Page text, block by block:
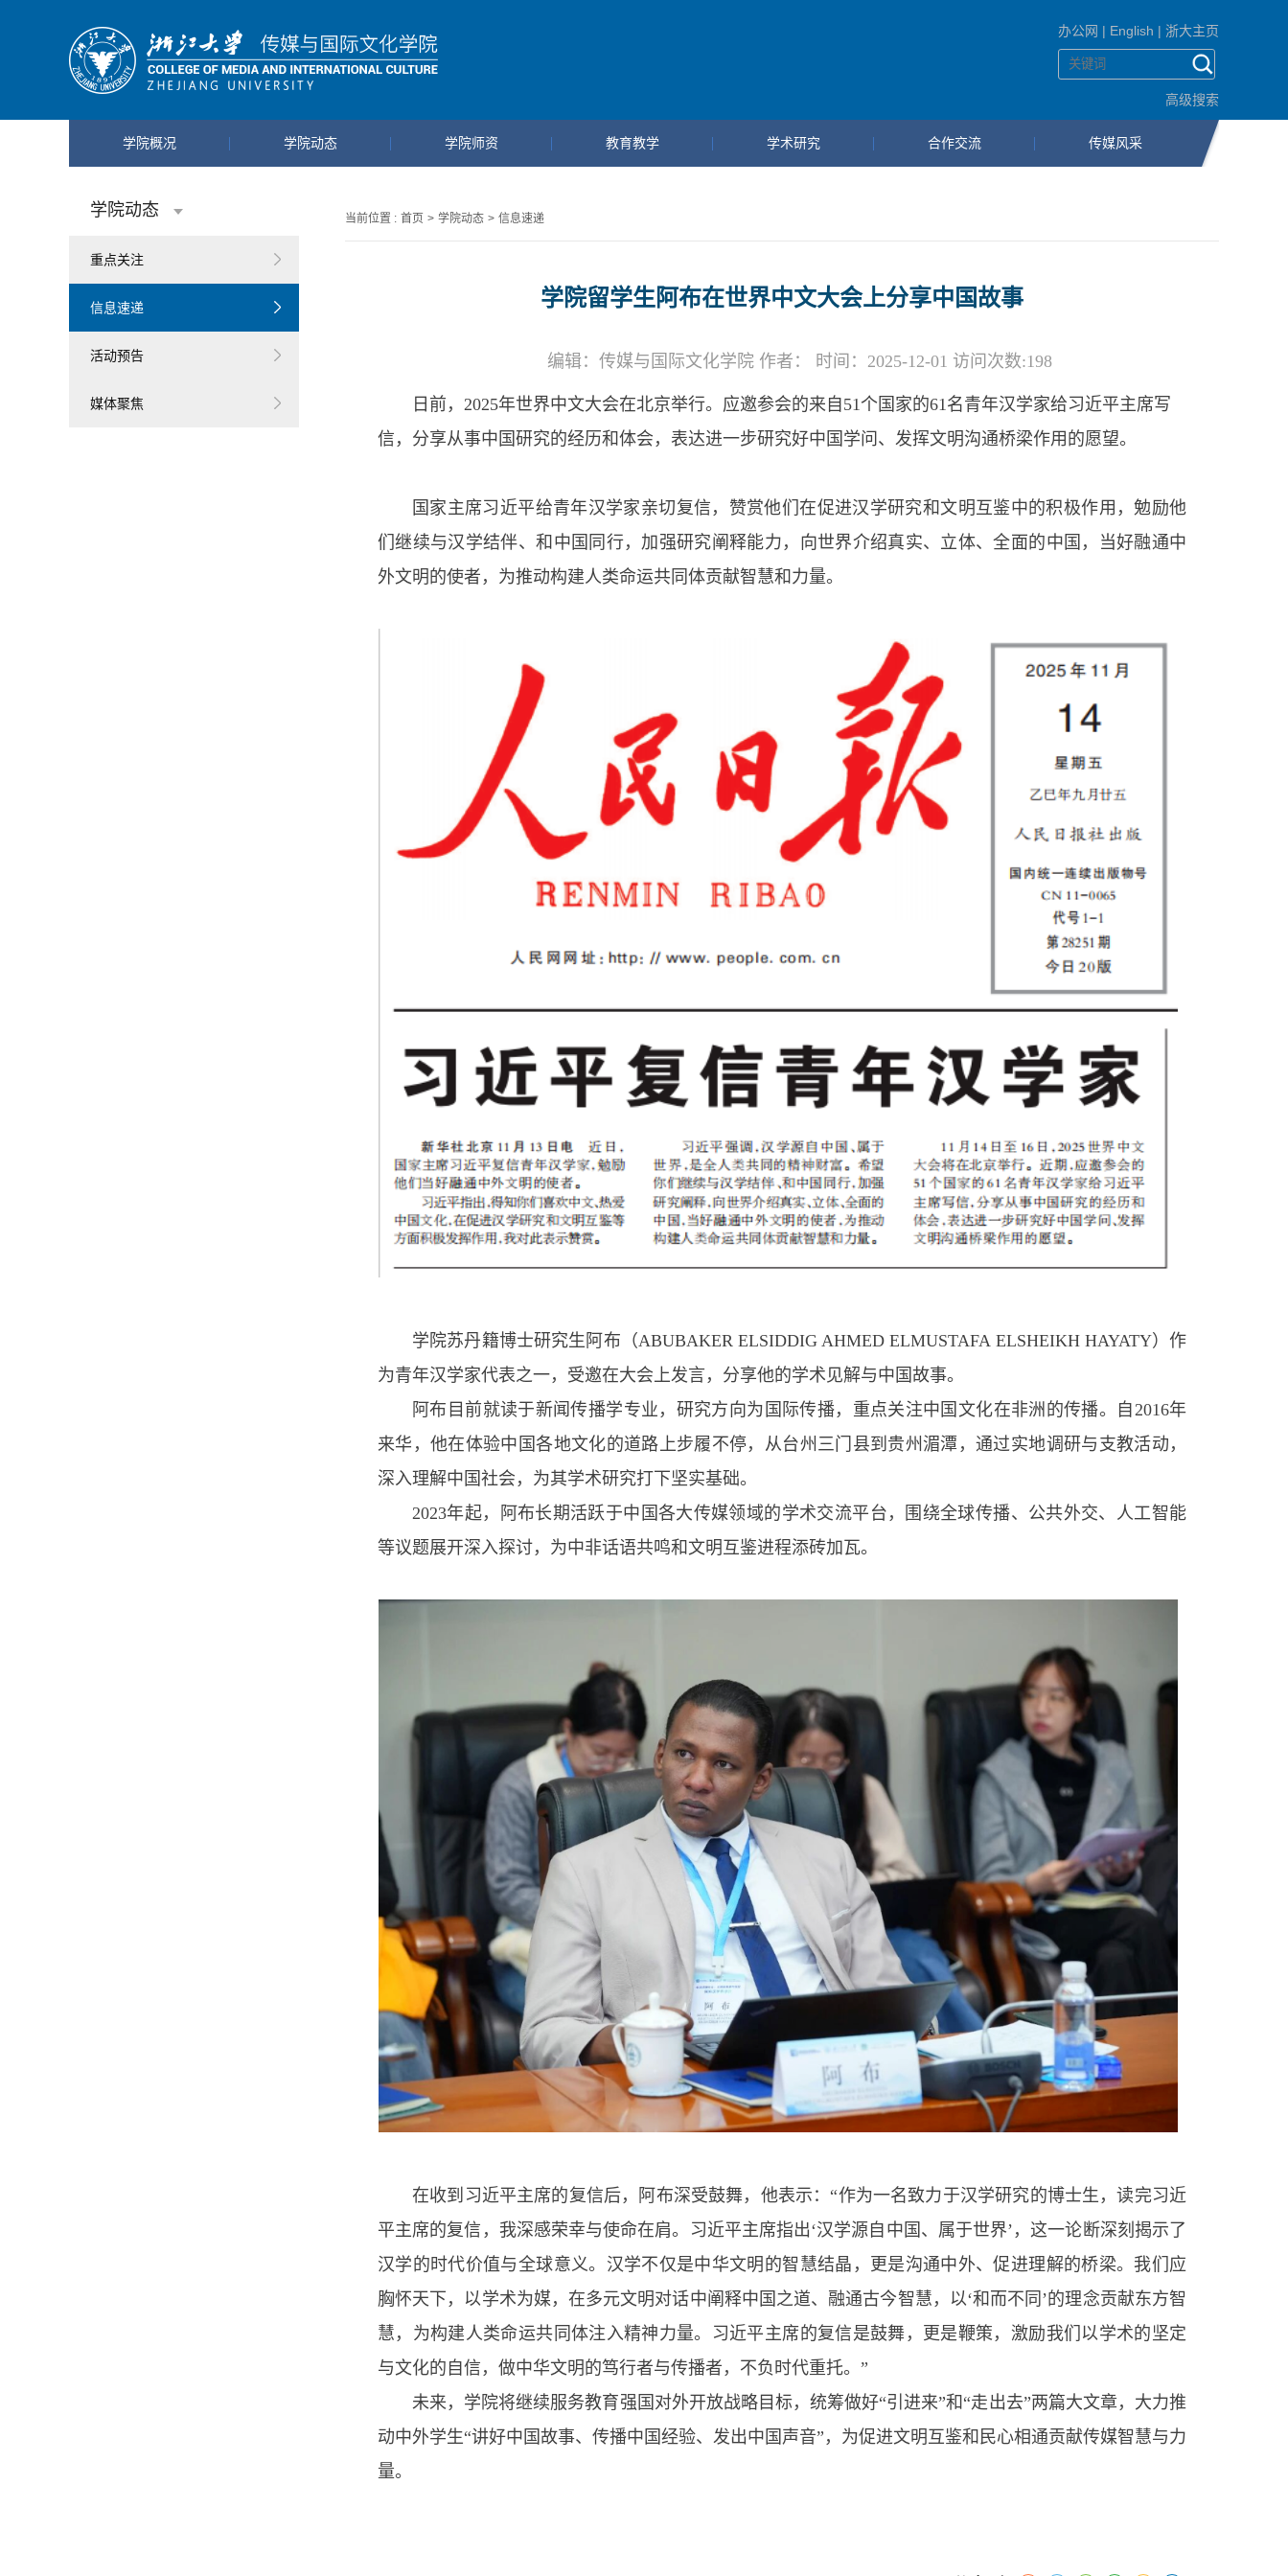
办公网 | English | 浙大主页
高级搜索
学院概况 学院动态 学院师资 教育教学 学术研究 合作交流 传媒风采
学院动态
重点关注
信息速递
活动预告
媒体聚焦
当前位置 : 首页 > 学院动态 > 信息速递
学院留学生阿布在世界中文大会上分享中国故事
编辑：传媒与国际文化学院 作者： 时间：2025-12-01 访问次数:198
日前， 2025年世界中文大会在北京举行。应邀参会的来自 51个国家的61名青年汉学家给习近平主席写
信，分享从事中国研究的经历和体会，表达进一步研究好中国学问、发挥文明沟通桥梁作用的愿望。
国家主席习近平给青年汉学家亲切复信，赞赏他们在促进汉学研究和文明互鉴中的积极作用，勉励他
们继续与汉学结伴、和中国同行，加强研究阐释能力，向世界介绍真实、立体、全面的中国，当好融通中
外文明的使者，为推动构建人类命运共同体贡献智慧和力量。
学院苏丹籍博士研究生阿布（ABUBAKER ELSIDDIG AHMED ELMUSTAFA ELSHEIKH HAYATY）作
为青年汉学家代表之一，受邀在大会上发言，分享他的学术见解与中国故事。
阿布目前就读于新闻传播学专业，研究方向为国际传播，重点关注中国文化在非洲的传播。自 2016年
来华，他在体验中国各地文化的道路上步履不停，从台州三门县到贵州湄潭，通过实地调研与支教活动，
深入理解中国社会，为其学术研究打下坚实基础。
2023年起，阿布长期活跃于中国各大传媒领域的学术交流平台，围绕全球传播、公共外交、人工智能
等议题展开深入探讨，为中非话语共鸣和文明互鉴进程添砖加瓦。
在收到习近平主席的复信后，阿布深受鼓舞，他表示：“作为一名致力于汉学研究的博士生，读完习近
平主席的复信，我深感荣幸与使命在肩。习近平主席指出‘汉学源自中国、属于世界’，这一论断深刻揭示了
汉学的时代价值与全球意义。汉学不仅是中华文明的智慧结晶，更是沟通中外、促进理解的桥梁。我们应
胸怀天下，以学术为媒，在多元文明对话中阐释中国之道、融通古今智慧，以‘和而不同’的理念贡献东方智
慧，为构建人类命运共同体注入精神力量。习近平主席的复信是鼓舞，更是鞭策，激励我们以学术的坚定
与文化的自信，做中华文明的笃行者与传播者，不负时代重托。”
未来，学院将继续服务教育强国对外开放战略目标，统筹做好“引进来”和“走出去”两篇大文章，大力推
动中外学生“讲好中国故事、传播中国经验、发出中国声音”，为促进文明互鉴和民心相通贡献传媒智慧与力
量。